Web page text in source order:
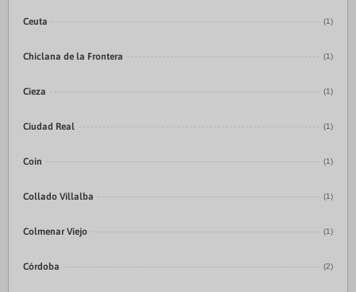
Ceuta (1)
Chiclana de la Frontera (1)
Cieza (1)
Ciudad Real (1)
Coín (1)
Collado Villalba (1)
Colmenar Viejo (1)
Córdoba (2)